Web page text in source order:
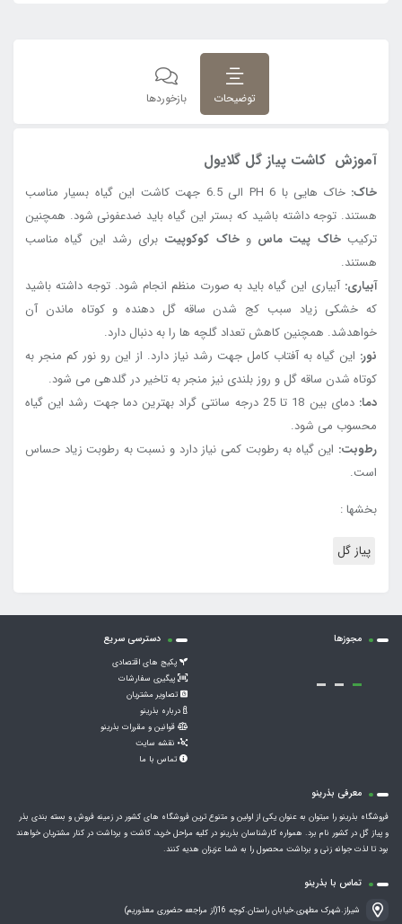
توضیحات بازخوردها
آموزش کاشت پیاز گل گلایول
خاک:
خاک هایی با PH 6 الی 6.5 جهت کاشت این گیاه بسیار مناسب
هستند. توجه داشته باشید که بستر این گیاه باید ضدعفونی شود. همچنین
ترکیب خاک پیت ماس و خاک کوکوپیت برای رشد این گیاه مناسب
هستند.
آبیاری: آبیاری این گیاه باید به صورت منظم انجام شود. توجه داشته باشید
که خشکی زیاد سبب کج شدن ساقه گل دهنده و کوتاه ماندن آن
خواهدشد. همچنین کاهش تعداد گلچه ها را به دنبال دارد.
نور: این گیاه به آفتاب کامل جهت رشد نیاز دارد. از این رو نور کم منجر به
کوتاه شدن ساقه گل و روز بلندی نیز منجر به تاخیر در گلدهی می شود.
دما:
دمای بین 18 تا 25 درجه سانتی گراد بهترین دما جهت رشد این گیاه
محسوب می شود.
رطوبت: این گیاه به رطوبت کمی نیاز دارد و نسبت به رطوبت زیاد حساس
است.
بخشها :
پیاز گل
مجوزها دسترسی سریع
پکیج های اقتصادی
پیگیری سفارشات
تصاویر مشتریان
درباره بذرینو
قوانین و مقررات بذرینو
نقشه سایت
تماس با ما
معرفی بذرینو
فروشگاه بذرینو را میتوان به عنوان یکی از اولین و متنوع ترین فروشگاه های کشور در زمینه فروش و بسته بندی بذر
و پیاز گل در کشور نام برد. همواره کارشناسان بذرینو در کلیه مراحل خرید، کاشت و برداشت در کنار مشتریان خواهند
بود تا لذت جوانه زنی و برداشت محصول را به شما عزیزان هدیه کنند.
تماس با بذرینو
شیراز.شهرک مطهری.خیابان راستان.کوچه 16(از مراجعه حضوری معذوریم)